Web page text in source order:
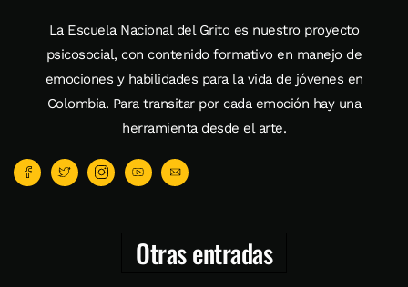
La Escuela Nacional del Grito es nuestro proyecto
psicosocial, con contenido formativo en manejo de
emociones y habilidades para la vida de jóvenes en
Colombia. Para transitar por cada emoción hay una
herramienta desde el arte.
Otras entradas